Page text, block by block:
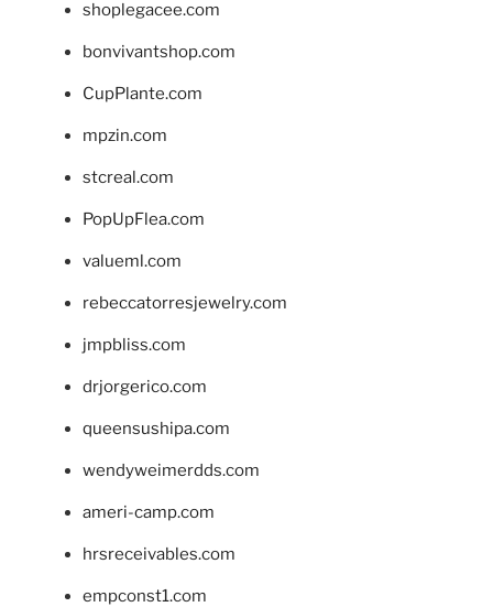
shoplegacee.com
bonvivantshop.com
CupPlante.com
mpzin.com
stcreal.com
PopUpFlea.com
valueml.com
rebeccatorresjewelry.com
jmpbliss.com
drjorgerico.com
queensushipa.com
wendyweimerdds.com
ameri-camp.com
hrsreceivables.com
empconst1.com